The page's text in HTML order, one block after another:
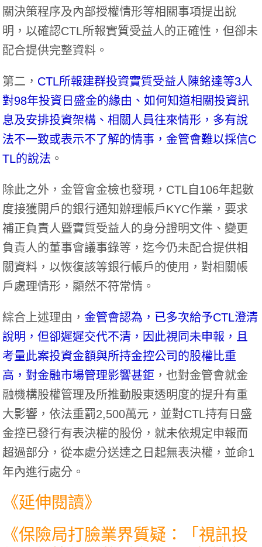
關決策程序及內部授權情形等相關事項提出說
明，以確認CTL所報實質受益人的正確性，但卻未
配合提供完整資料。
第二， CTL所報建群投資實質受益人陳銘達等3人
對98年投資日盛金的緣由、如何知道相關投資訊
息及安排投資架構、相關人員往來情形，多有說
法不一致或表示不了解的情事，金管會難以採信C
TL的說法 。
除此之外，金管會金檢也發現，CTL自106年起數
度接獲開戶的銀行通知辦理帳戶KYC作業，要求
補正負責人暨實質受益人的身分證明文件、變更
負責人的董事會議事錄等，迄今仍未配合提供相
關資料，以恢復該等銀行帳戶的使用，對相關帳
戶處理情形，顯然不符常情。
綜合上述理由，金管會認為，已多次給予CTL澄清
說明，但卻遲遲交代不清，因此視同未申報，且
考量此案投資金額與所持金控公司的股權比重
高，對金融市場管理影響甚鉅 ，也對金管會就金
融機構股權管理及所推動股東透明度的提升有重
大影響，依法重罰2,500萬元，並對CTL持有日盛
金控已發行有表決權的股份，就未依規定申報而
超過部分，從本處分送達之日起無表決權，並命1
年內進行處分。
《延伸閱讀》
《保險局打臉業界質疑：「視訊投